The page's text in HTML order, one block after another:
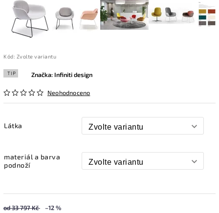
Kód: Zvolte variantu
TIP
Neohodnoceno
Značka: Infiniti design
Látka
materiál a barva
podnoží
od 33 797 Kč –12 %